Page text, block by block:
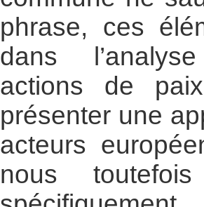
phrase, ces
dans
actions de
présenter une
acteurs
nous